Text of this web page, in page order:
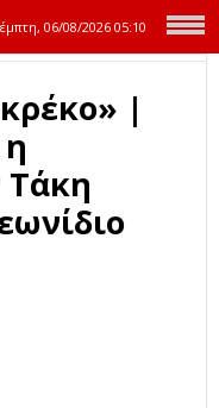
06/08/2026 05:10
|
Τάκη